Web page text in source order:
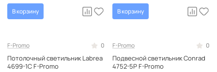
В корзину
В корзину
F-Promo 0
Потолочный светильник Labrea
4699-1C F-Promo
F-Promo 0
Подвесной светильник Conrad
4752-5P F-Promo